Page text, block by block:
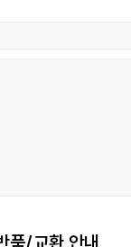
품/교환 안내